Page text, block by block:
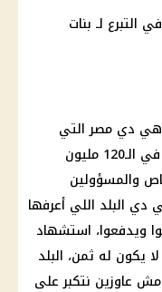
التبرع لـ بنات
وهي دي مصر التي
نعرفها، ولا نعرف أي حد شرير أو خائن في الـ120 مليون
والمسؤولين
البلد اللي أعرفها
ويدفعوا، استشهاد
يكون له ثمن، البلد
مش عاوزين نتكبر على